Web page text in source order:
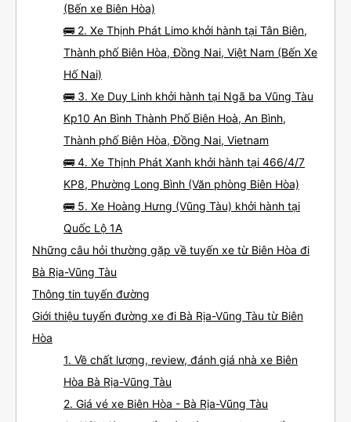
(Bến xe Biên Hòa)
🚌 2. Xe Thịnh Phát Limo khởi hành tại Tân Biên,
Thành phố Biên Hòa, Đồng Nai, Việt Nam (Bến Xe
Hố Nai)
🚌 3. Xe Duy Linh khởi hành tại Ngã ba Vũng Tàu
Kp10 An Bình Thành Phố Biên Hoà, An Bình,
Thành phố Biên Hòa, Đồng Nai, Vietnam
🚌 4. Xe Thịnh Phát Xanh khởi hành tại 466/4/7
KP8, Phường Long Bình (Văn phòng Biên Hòa)
🚌 5. Xe Hoàng Hưng (Vũng Tàu) khởi hành tại
Quốc Lộ 1A
Những câu hỏi thường gặp về tuyến xe từ Biên Hòa đi
Bà Rịa-Vũng Tàu
Thông tin tuyến đường
Giới thiệu tuyến đường xe đi Bà Rịa-Vũng Tàu từ Biên
Hòa
1. Về chất lượng, review, đánh giá nhà xe Biên
Hòa Bà Rịa-Vũng Tàu
2. Giá vé xe Biên Hòa - Bà Rịa-Vũng Tàu